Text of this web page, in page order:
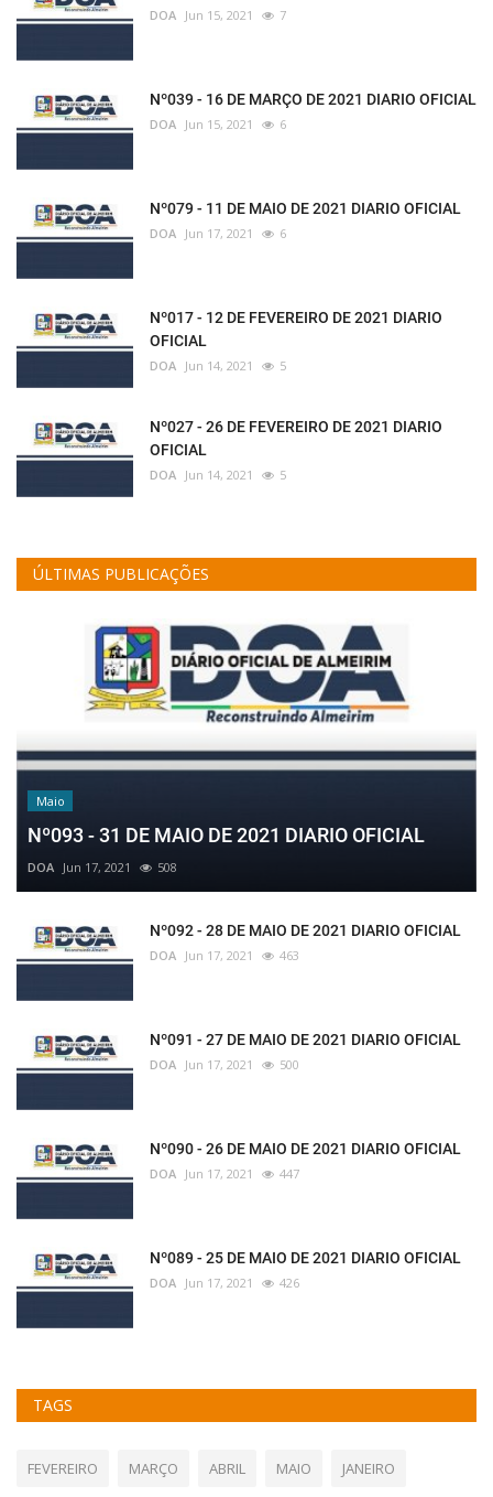
DOA Jun 15, 2021 7
Nº039 - 16 DE MARÇO DE 2021 DIARIO OFICIAL
DOA Jun 15, 2021 6
Nº079 - 11 DE MAIO DE 2021 DIARIO OFICIAL
DOA Jun 17, 2021 6
Nº017 - 12 DE FEVEREIRO DE 2021 DIARIO
OFICIAL
DOA Jun 14, 2021 5
Nº027 - 26 DE FEVEREIRO DE 2021 DIARIO
OFICIAL
DOA Jun 14, 2021 5
ÚLTIMAS PUBLICAÇÕES
Maio
Nº093 - 31 DE MAIO DE 2021 DIARIO OFICIAL
DOA Jun 17, 2021 508
Nº092 - 28 DE MAIO DE 2021 DIARIO OFICIAL
DOA Jun 17, 2021 463
Nº091 - 27 DE MAIO DE 2021 DIARIO OFICIAL
DOA Jun 17, 2021 500
Nº090 - 26 DE MAIO DE 2021 DIARIO OFICIAL
DOA Jun 17, 2021 447
Nº089 - 25 DE MAIO DE 2021 DIARIO OFICIAL
DOA Jun 17, 2021 426
TAGS
FEVEREIRO MARÇO ABRIL MAIO JANEIRO